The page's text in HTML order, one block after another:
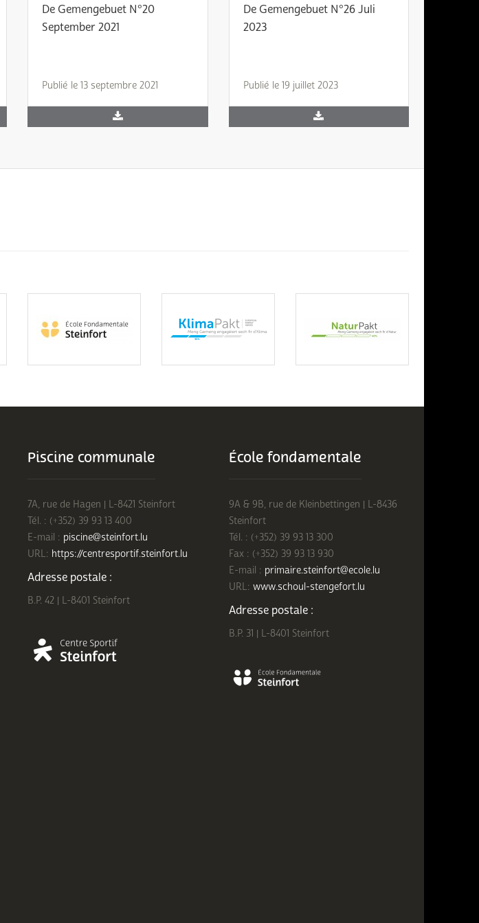
De Gemengebuet N°20
September 2021
Publié le 13 septembre 2021
De Gemengebuet N°26 Juli
2023
Publié le 19 juillet 2023
Piscine communale
7A, rue de Hagen | L-8421 Steinfort
Tél. : (+352) 39 93 13 400
E-mail : piscine@steinfort.lu
URL: https://centresportif.steinfort.lu
Adresse postale :
B.P. 42 | L-8401 Steinfort
École fondamentale
9A & 9B, rue de Kleinbettingen | L-8436
Steinfort
Tél. : (+352) 39 93 13 300
Fax : (+352) 39 93 13 930
E-mail : primaire.steinfort@ecole.lu
URL: www.schoul-stengefort.lu
Adresse postale :
B.P. 31 | L-8401 Steinfort